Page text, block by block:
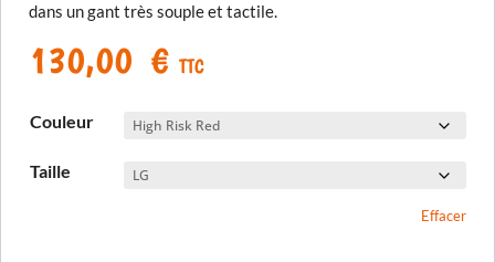
dans un gant très souple et tactile.
130,00 € TTC
Couleur
Taille
Effacer